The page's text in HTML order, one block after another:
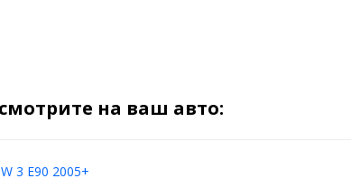
на ваш авто:
3 E90 2005+